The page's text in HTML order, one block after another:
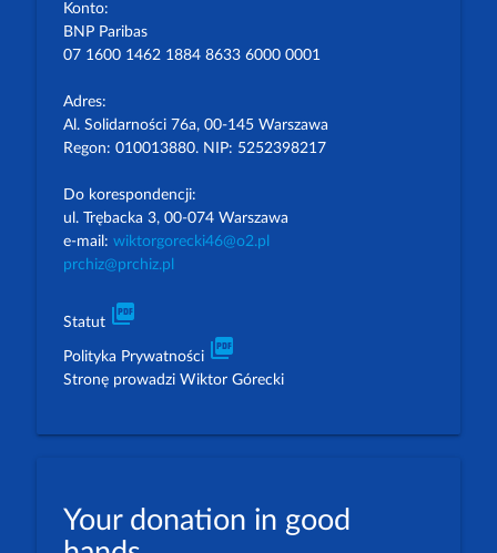
Konto:
BNP Paribas
07 1600 1462 1884 8633 6000 0001
Adres:
Al. Solidarności 76a, 00-145 Warszawa
Regon: 010013880. NIP: 5252398217
Do korespondencji:
ul. Trębacka 3, 00-074 Warszawa
e-mail: wiktorgorecki46@o2.pl
prchiz@prchiz.pl
Statut picture_as_pdf
Polityka Prywatności picture_as_pdf
Stronę prowadzi Wiktor Górecki
Your donation in good